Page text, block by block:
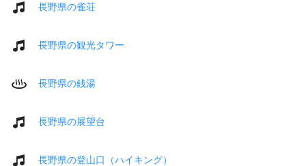
長野県の雀荘
長野県の観光タワー
長野県の銭湯
長野県の展望台
長野県の登山口（ハイキング）